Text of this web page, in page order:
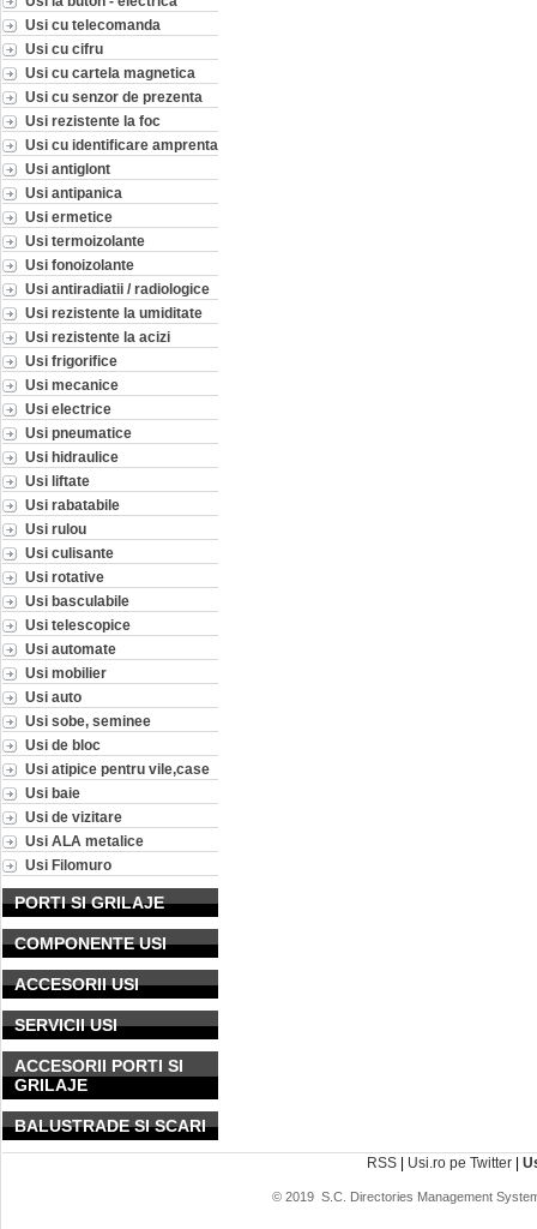
Usi cu telecomanda
Usi cu cifru
Usi cu cartela magnetica
Usi cu senzor de prezenta
Usi rezistente la foc
Usi cu identificare amprenta
Usi antiglont
Usi antipanica
Usi ermetice
Usi termoizolante
Usi fonoizolante
Usi antiradiatii / radiologice
Usi rezistente la umiditate
Usi rezistente la acizi
Usi frigorifice
Usi mecanice
Usi electrice
Usi pneumatice
Usi hidraulice
Usi liftate
Usi rabatabile
Usi rulou
Usi culisante
Usi rotative
Usi basculabile
Usi telescopice
Usi automate
Usi mobilier
Usi auto
Usi sobe, seminee
Usi de bloc
Usi atipice pentru vile,case
Usi baie
Usi de vizitare
Usi ALA metalice
Usi Filomuro
PORTI SI GRILAJE
COMPONENTE USI
ACCESORII USI
SERVICII USI
ACCESORII PORTI SI
GRILAJE
BALUSTRADE SI SCARI
RSS | Usi.ro pe Twitter |
© 2019 S.C. Directories Management